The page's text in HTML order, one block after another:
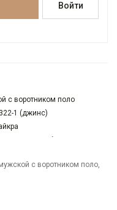
Войти
с воротником поло
1 (джинс)
на стойкес воротником поло,